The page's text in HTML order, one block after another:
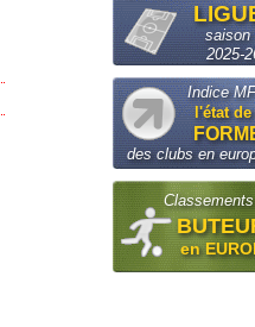
saison
2025-
Indice
l'état de
des clubs en
en